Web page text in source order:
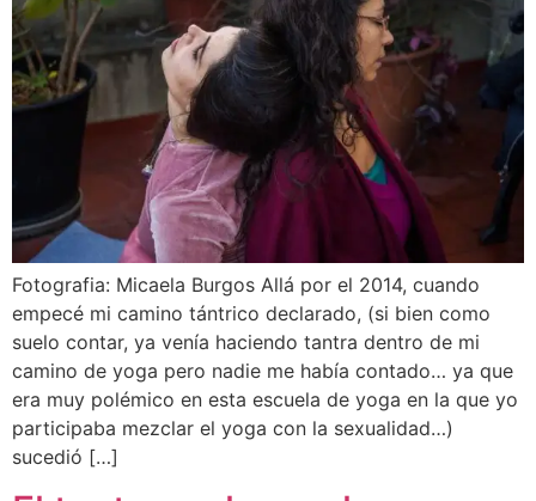
Fotografia: Micaela Burgos Allá por el 2014, cuando
empecé mi camino tántrico declarado, (si bien como
suelo contar, ya venía haciendo tantra dentro de mi
camino de yoga pero nadie me había contado… ya que
era muy polémico en esta escuela de yoga en la que yo
participaba mezclar el yoga con la sexualidad…)
sucedió […]